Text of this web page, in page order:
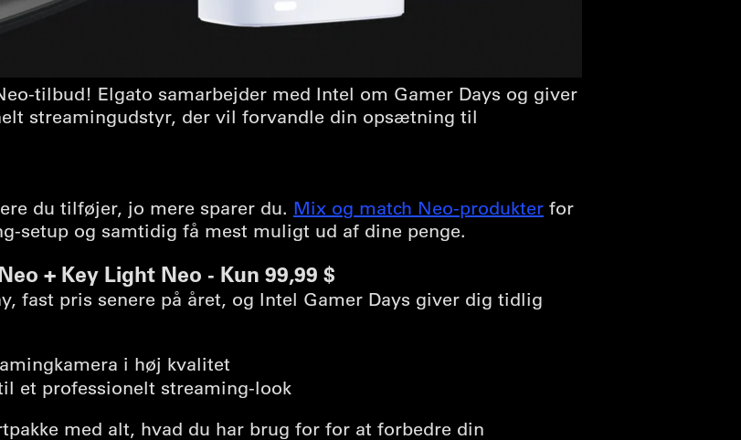
tilbud! Elgato samarbejder med Intel om Gamer Days og giver
streamingudstyr, der vil forvandle din opsætning til
du tilføjer, jo mere sparer du. Mix og match Neo-produkter for
setup og samtidig få mest muligt ud af dine penge.
+ Key Light Neo - Kun 99,99 $
fast pris senere på året, og Intel Gamer Days giver dig tidlig
i høj kvalitet
et professionelt streaming-look
med alt, hvad du har brug for for at forbedre din